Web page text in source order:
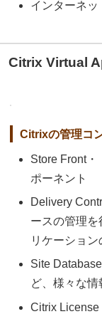
インターネ
Citrix Virtual
Citrixの管理コ
Store Front
ポーネント
Delivery
ースの管理
リケーション
Site
ど、様々な
Citrix License